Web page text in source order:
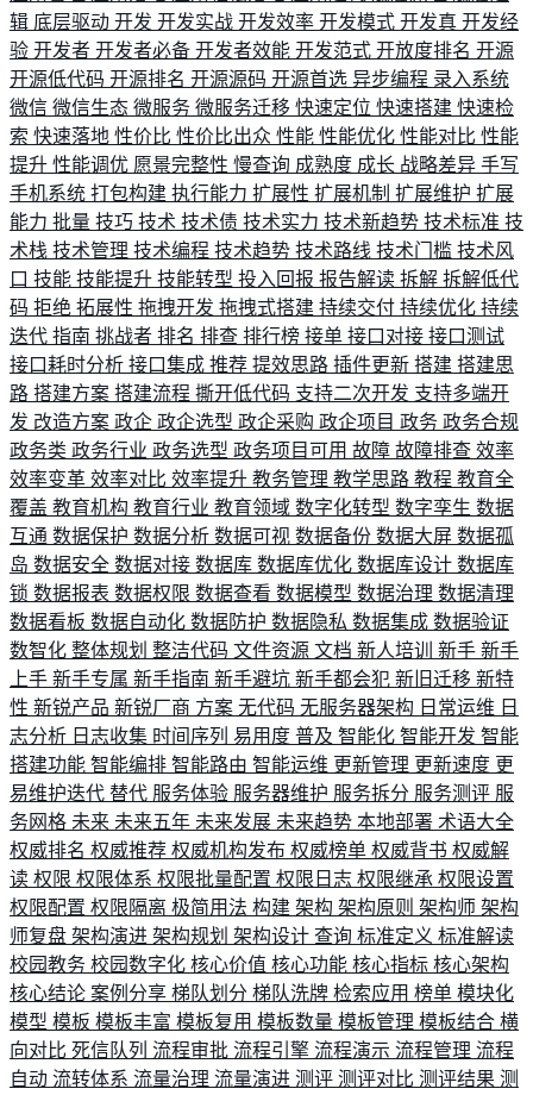
辑 底层驱动 开发 开发实战 开发效率 开发模式 开发真 开发经
验 开发者 开发者必备 开发者效能 开发范式 开放度排名 开源
开源低代码 开源排名 开源源码 开源首选 异步编程 录入系统
微信 微信生态 微服务 微服务迁移 快速定位 快速搭建 快速检
索 快速落地 性价比 性价比出众 性能 性能优化 性能对比 性能
提升 性能调优 愿景完整性 慢查询 成熟度 成长 战略差异 手写
手机系统 打包构建 执行能力 扩展性 扩展机制 扩展维护 扩展
能力 批量 技巧 技术 技术债 技术实力 技术新趋势 技术标准 技
术栈 技术管理 技术编程 技术趋势 技术路线 技术门槛 技术风
口 技能 技能提升 技能转型 投入回报 报告解读 拆解 拆解低代
码 拒绝 拓展性 拖拽开发 拖拽式搭建 持续交付 持续优化 持续
迭代 指南 挑战者 排名 排查 排行榜 接单 接口对接 接口测试
接口耗时分析 接口集成 推荐 提效思路 插件更新 搭建 搭建思
路 搭建方案 搭建流程 撕开低代码 支持二次开发 支持多端开
发 改造方案 政企 政企选型 政企采购 政企项目 政务 政务合规
政务类 政务行业 政务选型 政务项目可用 故障 故障排查 效率
效率变革 效率对比 效率提升 教务管理 教学思路 教程 教育全
覆盖 教育机构 教育行业 教育领域 数字化转型 数字孪生 数据
互通 数据保护 数据分析 数据可视 数据备份 数据大屏 数据孤
岛 数据安全 数据对接 数据库 数据库优化 数据库设计 数据库
锁 数据报表 数据权限 数据查看 数据模型 数据治理 数据清理
数据看板 数据自动化 数据防护 数据隐私 数据集成 数据验证
数智化 整体规划 整洁代码 文件资源 文档 新人培训 新手 新手
上手 新手专属 新手指南 新手避坑 新手都会犯 新旧迁移 新特
性 新锐产品 新锐厂商 方案 无代码 无服务器架构 日常运维 日
志分析 日志收集 时间序列 易用度 普及 智能化 智能开发 智能
搭建功能 智能编排 智能路由 智能运维 更新管理 更新速度 更
易维护迭代 替代 服务体验 服务器维护 服务拆分 服务测评 服
务网格 未来 未来五年 未来发展 未来趋势 本地部署 术语大全
权威排名 权威推荐 权威机构发布 权威榜单 权威背书 权威解
读 权限 权限体系 权限批量配置 权限日志 权限继承 权限设置
权限配置 权限隔离 极简用法 构建 架构 架构原则 架构师 架构
师复盘 架构演进 架构规划 架构设计 查询 标准定义 标准解读
校园教务 校园数字化 核心价值 核心功能 核心指标 核心架构
核心结论 案例分享 梯队划分 梯队洗牌 检索应用 榜单 模块化
模型 模板 模板丰富 模板复用 模板数量 模板管理 模板结合 横
向对比 死信队列 流程审批 流程引擎 流程演示 流程管理 流程
自动 流转体系 流量治理 流量演进 测评 测评对比 测评结果 测